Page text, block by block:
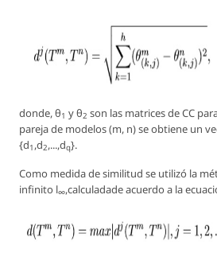
donde, θ1 y θ2 son las matrices de CC
pareja de modelos(m, n)se obtiene un
{d1 ,d2,...,dq}.
Como medida de similitud se utilizó la
infinito l∞,calculadade acuerdo a la